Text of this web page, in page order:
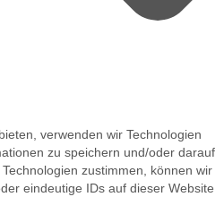
verwenden wir Technologien
zu speichern und/oder darauf
zustimmen, können wir
eindeutige IDs auf dieser Website